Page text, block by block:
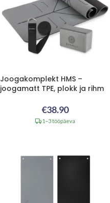
Joogakomplekt HMS –
joogamatt TPE, plokk ja rihm
€38.90
1–3 tööpäeva